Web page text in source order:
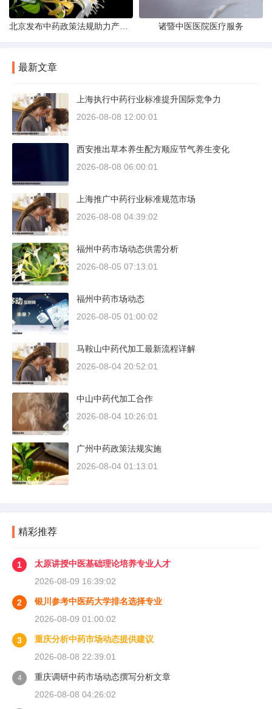
诸暨中医医院医疗服务
最新文章
上海执行中药行业标准提升国际竞争力
2026-08-08 12:00:01
西安推出草本养生配方顺应节气养生变化
2026-08-08 06:00:01
上海推广中药行业标准规范市场
2026-08-08 04:39:02
福州中药市场动态供需分析
2026-08-05 07:13:01
福州中药市场动态
2026-08-05 01:00:02
马鞍山中药代加工最新流程详解
2026-08-04 20:52:01
中山中药代加工合作
2026-08-04 10:26:01
广州中药政策法规实施
2026-08-04 01:13:01
精彩推荐
1
太原讲授中医基础理论培养专业人才
2026-08-09 16:39:02
2
银川参考中医药大学排名选择专业
2026-08-09 01:00:02
3
重庆分析中药市场动态提供建议
2026-08-08 22:39:01
4
重庆调研中药市场动态撰写分析文章
2026-08-08 04:26:02